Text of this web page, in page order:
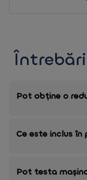
Pot obține o
Ce este inclus în
Pot testa